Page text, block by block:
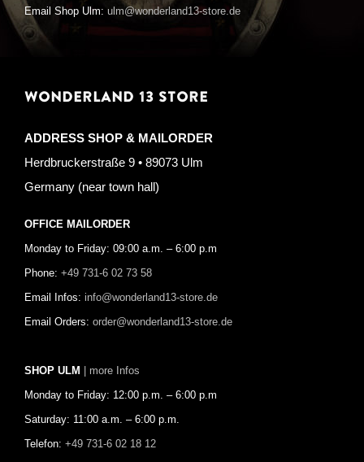
Email Shop Ulm: ulm@wonderland13-store.de
WONDERLAND 13 STORE
ADDRESS SHOP & MAILORDER
Herdbruckerstraße 9 • 89073 Ulm
Germany (near town hall)
OFFICE MAILORDER
Monday to Friday: 09:00 a.m. – 6:00 p.m
Phone: +49 731-6 02 73 58
Email Infos: info@wonderland13-store.de
Email Orders: order@wonderland13-store.de
SHOP ULM | more Infos
Monday to Friday: 12:00 p.m. – 6:00 p.m
Saturday: 11:00 a.m. – 6:00 p.m.
Telefon: +49 731-6 02 18 12